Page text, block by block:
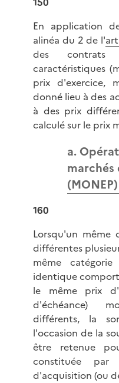
En application
alinéa du 2 de l'
des contrats
caractéristiques
prix d'exercice,
donné lieu à des
à des prix
calculé sur le prix
a.
(MONEP)
160
Lorsqu'un même
différentes
même
identique
le même prix
d'échéance)
différents, la
l'occasion de la
être retenue
constituée
d'acquisition (ou